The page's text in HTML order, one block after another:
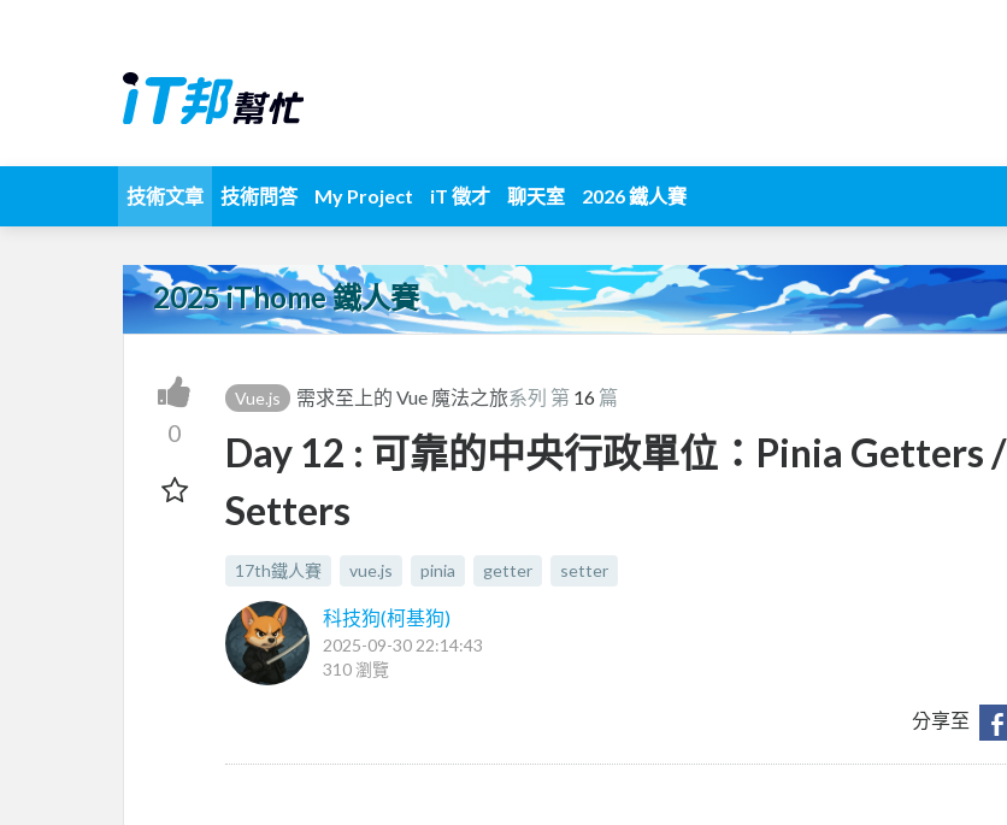
技術文章 技術問答 My Project iT 徵才 聊天室 2026 鐵人賽
2025 iThome 鐵人賽
0
Vue.js 需求至上的 Vue 魔法之旅系列 第 16 篇
Day 12 : 可靠的中央行政單位：Pinia Getters /
Setters
17th鐵人賽 vue.js pinia getter setter
科技狗(柯基狗)
2025-09-30 22:14:43
310 瀏覽
分享至